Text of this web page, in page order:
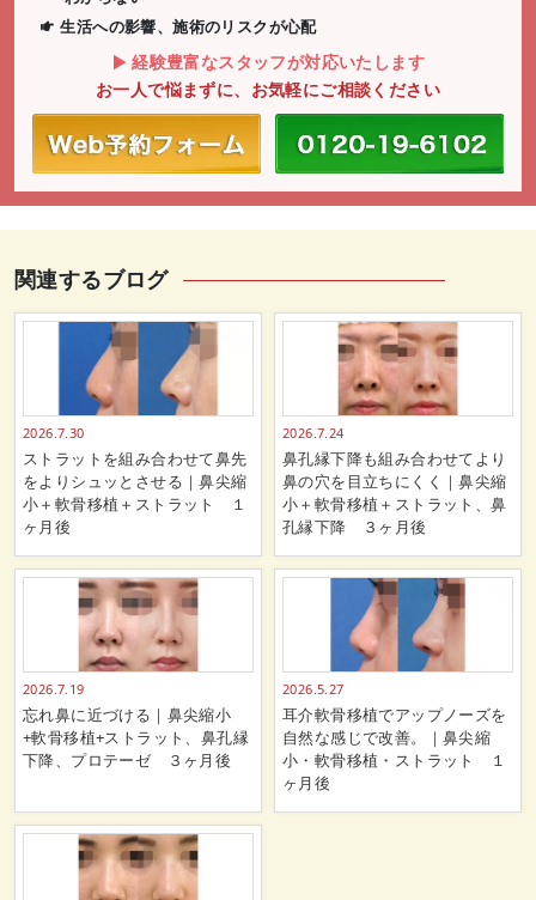
生活への影響、施術のリスクが心配
経験豊富なスタッフが対応いたします
お一人で悩まずに、お気軽にご相談ください
関連するブログ
2026.7.30
ストラットを組み合わせて鼻先
をよりシュッとさせる｜鼻尖縮
小＋軟骨移植＋ストラット １
ヶ月後
2026.7.24
鼻孔縁下降も組み合わせてより
鼻の穴を目立ちにくく｜鼻尖縮
小＋軟骨移植＋ストラット、鼻
孔縁下降 ３ヶ月後
2026.7.19
忘れ鼻に近づける｜鼻尖縮小
+軟骨移植+ストラット、鼻孔縁
下降、プロテーゼ ３ヶ月後
2026.5.27
耳介軟骨移植でアップノーズを
自然な感じで改善。｜鼻尖縮
小・軟骨移植・ストラット １
ヶ月後